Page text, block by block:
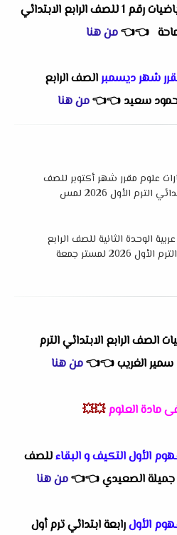
اختبار الكترونى تفاعلي رياضيات رقم 1 للصف الرابع الابتدائي
👈
👈من هنا
شهر ديسمبرالصف الرابع
سعيد 👈
👈من هنا
علوم مقرر شهر أكتوبر للصف
الرابع الابتدائي الترم الأول 2026 لمس
الوحدة الثانية للصف الرابع
الابتدائي الترم الأول 2026 لمستر جمعة
الصف الرابع الابتدائي الترم
سمير الغريب👈
👈من هنا
فى مادة العلوم 💥💥
الأول التكيف و البقاءللصف
جميلة الصعيدي👈
👈من هنا
الأولرابعة ابتدائي ترم أول